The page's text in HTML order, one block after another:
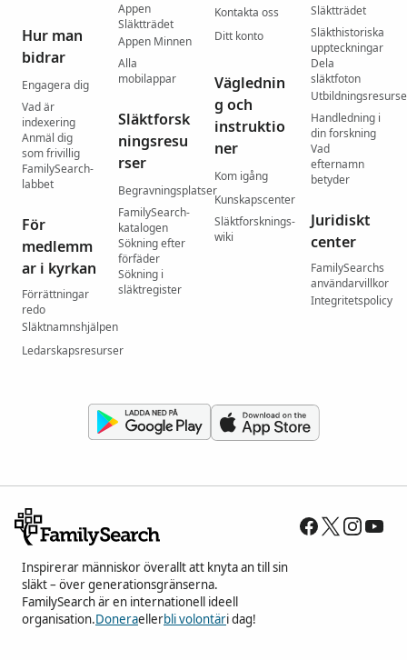
Hur man
bidrar
Engagera dig
Vad är
indexering
Anmäl dig
som frivillig
FamilySearch-
labbet
För
medlemm
ar i kyrkan
Förrättningar
redo
Släktnamnshjälpen
Ledarskapsresurser
Appen
Släktträdet
Appen Minnen
Alla
mobilappar
Släktforsk
ningsresu
rser
Begravningsplatser
FamilySearch-
katalogen
Sökning efter
förfäder
Sökning i
släktregister
Kontakta oss
Ditt konto
Väglednin
g och
instruktio
ner
Kom igång
Kunskapscenter
Släktforsknings-
wiki
Släktträdet
Släkthistoriska
uppteckningar
Dela
släktfoton
Handledning i
din forskning
Vad
efternamn
betyder
Juridiskt
center
FamilySearchs
användarvillkor
Integritetspolicy
Inspirerar människor överallt att knyta an till sin
släkt – över generationsgränserna.
FamilySearch är en internationell ideell
organisation.Doneraellerbli volontäri dag!